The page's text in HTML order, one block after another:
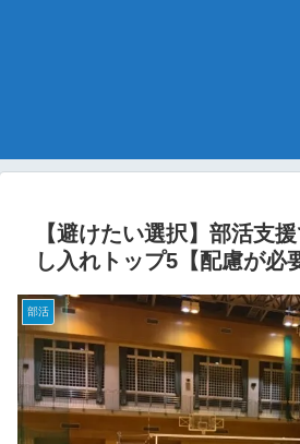
【避けたい選択】部活支
し入れトップ5【配慮が必
部活